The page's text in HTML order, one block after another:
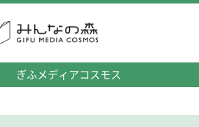
ぎふメディアコスモス